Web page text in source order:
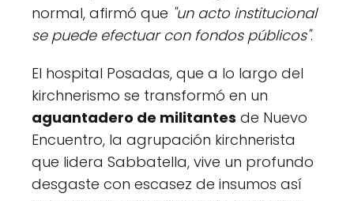
normal, afirmó que "un acto institucional
se puede efectuar con fondos públicos".
El hospital Posadas, que a lo largo del
kirchnerismo se transformó en un
aguantadero de militantes de Nuevo
Encuentro, la agrupación kirchnerista
que lidera Sabbatella, vive un profundo
desgaste con escasez de insumos así